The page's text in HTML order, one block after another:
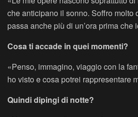
che anticipano il sonno. Soffro molto
passa anche più di un’ora prima che
Cosa ti accade in quei momenti?
«Penso, immagino, viaggio con la
ho visto e cosa potrei rappresentare
Quindi dipingi di notte?